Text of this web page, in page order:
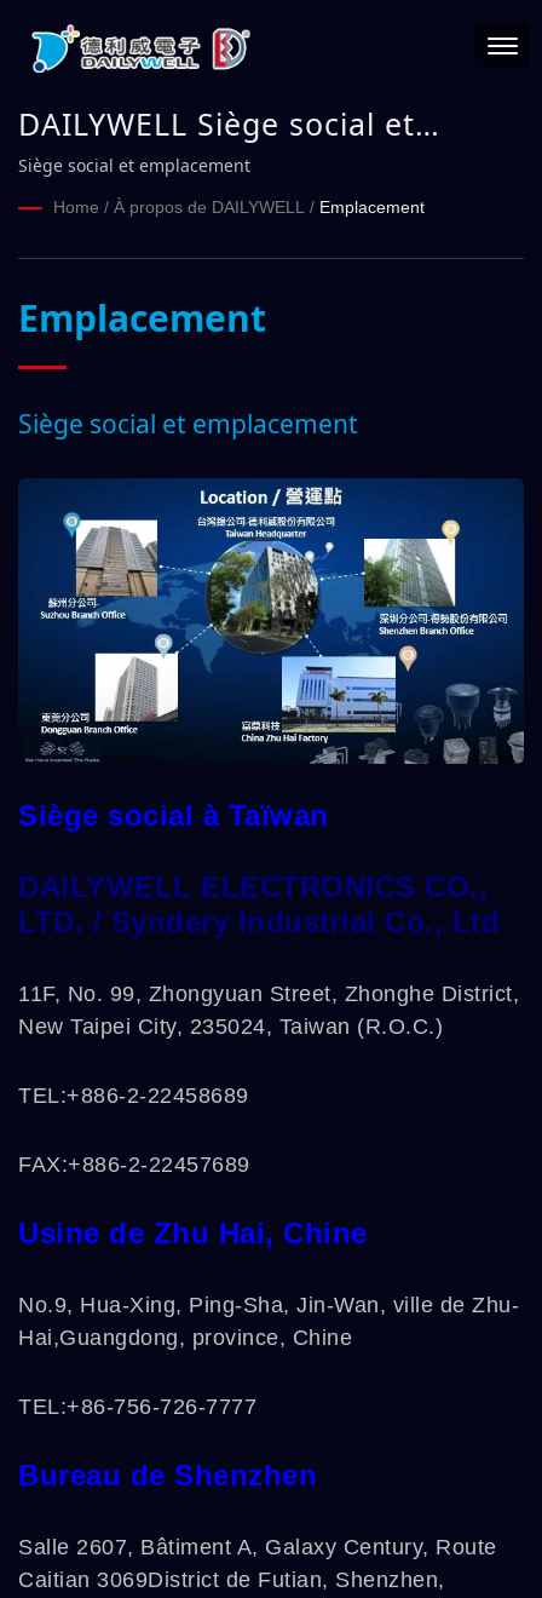
DAILYWELL Siège social et
emplacement
Siège social et emplacement
Home / À propos de DAILYWELL / Emplacement
Emplacement
Siège social et emplacement
Siège social à Taïwan
DAILYWELL ELECTRONICS CO.,
LTD. / Syndery Industrial Co., Ltd
11F, No. 99, Zhongyuan Street, Zhonghe District,
New Taipei City, 235024, Taiwan (R.O.C.)
TEL:+886-2-22458689
FAX:+886-2-22457689
Usine de Zhu Hai, Chine
No.9, Hua-Xing, Ping-Sha, Jin-Wan, ville de Zhu-
Hai,Guangdong, province, Chine
TEL:+86-756-726-7777
Bureau de Shenzhen
Salle 2607, Bâtiment A, Galaxy Century, Route
Caitian 3069District de Futian, Shenzhen,